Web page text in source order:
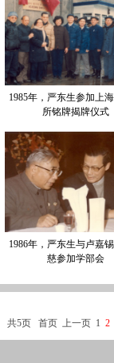
1985年，严东生参加上
所铭牌揭牌仪式
1986年，严东生与卢嘉
慈参加学部会
共5页 首页 上一页 1 2